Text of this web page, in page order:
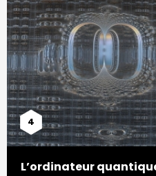
4
L’ordinateur